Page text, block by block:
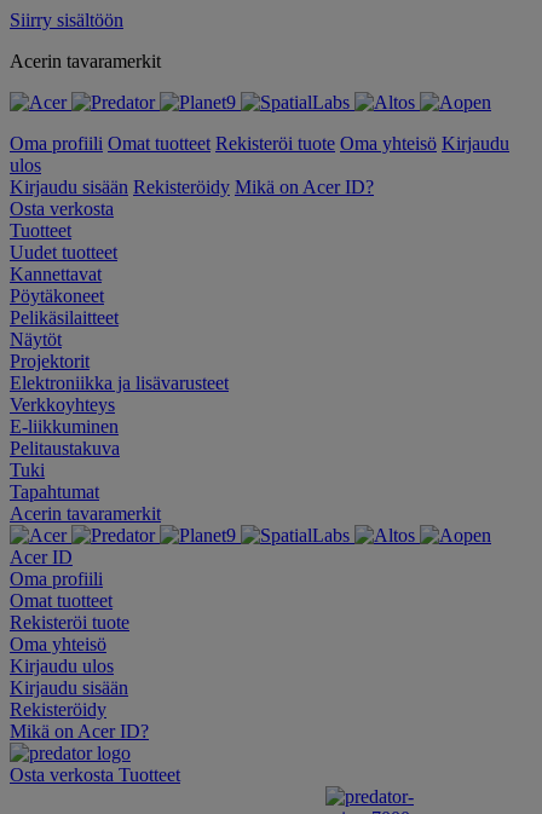
Siirry sisältöön
Acerin tavaramerkit
Oma profiili Omat tuotteet Rekisteröi tuote Oma yhteisö Kirjaudu
ulos
Kirjaudu sisään Rekisteröidy Mikä on Acer ID?
Osta verkosta
Tuotteet
Uudet tuotteet
Kannettavat
Pöytäkoneet
Pelikäsilaitteet
Näytöt
Projektorit
Elektroniikka ja lisävarusteet
Verkkoyhteys
E-liikkuminen
Pelitaustakuva
Tuki
Tapahtumat
Acerin tavaramerkit
Acer ID
Oma profiili
Omat tuotteet
Rekisteröi tuote
Oma yhteisö
Kirjaudu ulos
Kirjaudu sisään
Rekisteröidy
Mikä on Acer ID?
Osta verkosta Tuotteet